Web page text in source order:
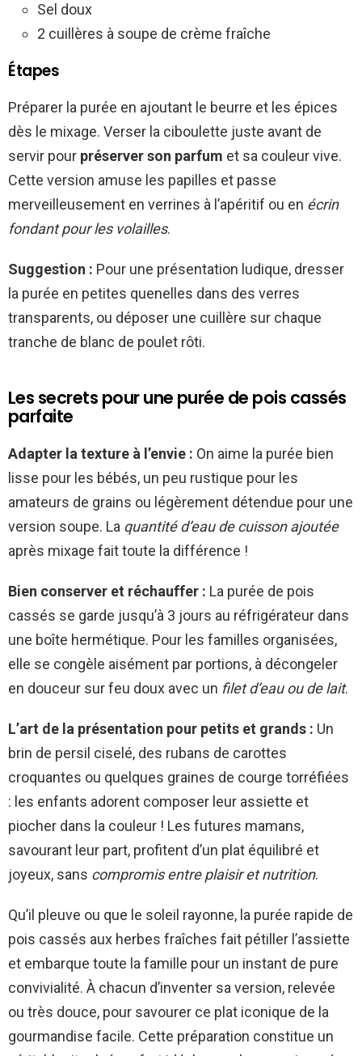
Sel doux
2 cuillères à soupe de crème fraîche
Étapes
Préparer la purée en ajoutant le beurre et les épices
dès le mixage. Verser la ciboulette juste avant de
servir pour préserver son parfum et sa couleur vive.
Cette version amuse les papilles et passe
merveilleusement en verrines à l’apéritif ou en écrin
fondant pour les volailles.
Suggestion : Pour une présentation ludique, dresser
la purée en petites quenelles dans des verres
transparents, ou déposer une cuillère sur chaque
tranche de blanc de poulet rôti.
Les secrets pour une purée de pois cassés
parfaite
Adapter la texture à l’envie : On aime la purée bien
lisse pour les bébés, un peu rustique pour les
amateurs de grains ou légèrement détendue pour une
version soupe. La quantité d’eau de cuisson ajoutée
après mixage fait toute la différence !
Bien conserver et réchauffer : La purée de pois
cassés se garde jusqu’à 3 jours au réfrigérateur dans
une boîte hermétique. Pour les familles organisées,
elle se congèle aisément par portions, à décongeler
en douceur sur feu doux avec un filet d’eau ou de lait.
L’art de la présentation pour petits et grands : Un
brin de persil ciselé, des rubans de carottes
croquantes ou quelques graines de courge torréfiées
: les enfants adorent composer leur assiette et
piocher dans la couleur ! Les futures mamans,
savourant leur part, profitent d’un plat équilibré et
joyeux, sans compromis entre plaisir et nutrition.
Qu’il pleuve ou que le soleil rayonne, la purée rapide de
pois cassés aux herbes fraîches fait pétiller l’assiette
et embarque toute la famille pour un instant de pure
convivialité. À chacun d’inventer sa version, relevée
ou très douce, pour savourer ce plat iconique de la
gourmandise facile. Cette préparation constitue un